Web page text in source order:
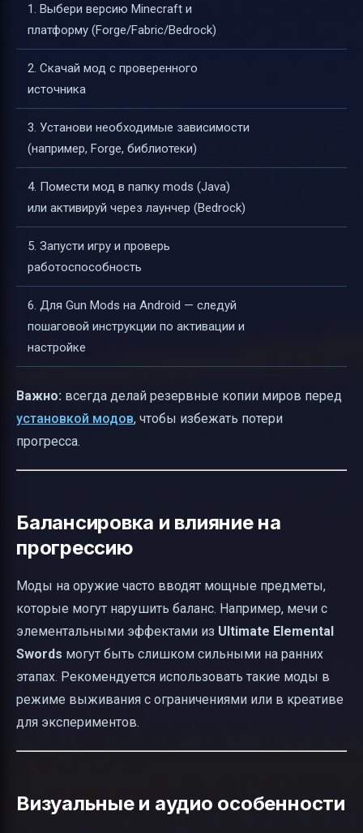
1. Выбери версию Minecraft и
платформу (Forge/Fabric/Bedrock)
2. Скачай мод с проверенного
источника
3. Установи необходимые зависимости
(например, Forge, библиотеки)
4. Помести мод в папку mods (Java)
или активируй через лаунчер (Bedrock)
5. Запусти игру и проверь
работоспособность
6. Для Gun Mods на Android — следуй
пошаговой инструкции по активации и
настройке
Важно: всегда делай резервные копии миров перед
установкой модов, чтобы избежать потери
прогресса.
Балансировка и влияние на
прогрессию
Моды на оружие часто вводят мощные предметы,
которые могут нарушить баланс. Например, мечи с
элементальными эффектами из Ultimate Elemental
Swords могут быть слишком сильными на ранних
этапах. Рекомендуется использовать такие моды в
режиме выживания с ограничениями или в креативе
для экспериментов.
Визуальные и аудио особенности